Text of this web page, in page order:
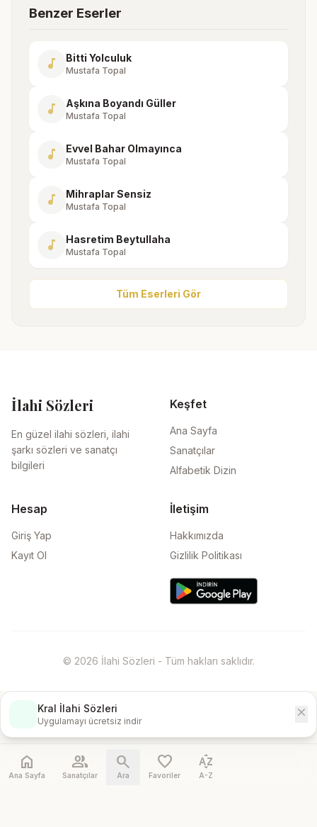
Benzer Eserler
music_note Bitti Yolculuk
Mustafa Topal
music_note Aşkına Boyandı Güller
Mustafa Topal
music_note Evvel Bahar Olmayınca
Mustafa Topal
music_note Mihraplar Sensiz
Mustafa Topal
music_note Hasretim Beytullaha
Mustafa Topal
Tüm Eserleri Gör
İlahi Sözleri
En güzel ilahi sözleri, ilahi
şarkı sözleri ve sanatçı
bilgileri
Keşfet
Ana Sayfa
Sanatçılar
Alfabetik Dizin
Hesap
Giriş Yap
Kayıt Ol
İletişim
Hakkımızda
Gizlilik Politikası
© 2026 İlahi Sözleri - Tüm hakları saklıdır.
Kral İlahi Sözleri
Uygulamayı ücretsiz indir
close
home
Ana Sayfa
people
Sanatçılar
search
Ara
favorite
Favoriler
sort_by_alpha
A-Z